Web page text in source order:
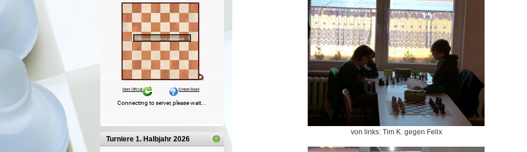
Turniere 1. Halbjahr 2026
von links: Tim K. gegen Felix